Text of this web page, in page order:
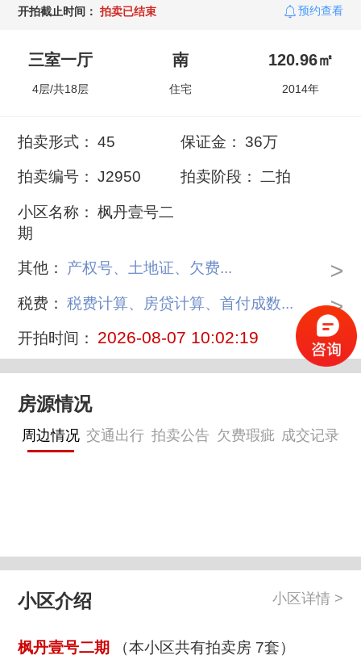
开拍截止时间： 拍卖已结束 预约查看
三室一厅
4层/共18层
南
住宅
120.96㎡
2014年
拍卖形式： 45 保证金： 36万
拍卖编号： J2950 拍卖阶段： 二拍
小区名称： 枫丹壹号二
期
其他： 产权号、土地证、欠费... >
税费： 税费计算、房贷计算、首付成数... >
开拍时间： 2026-08-07 10:02:19
房源情况
周边情况 交通出行 拍卖公告 欠费瑕疵 成交记录
小区介绍 小区详情 >
枫丹壹号二期 （本小区共有拍卖房 7套）